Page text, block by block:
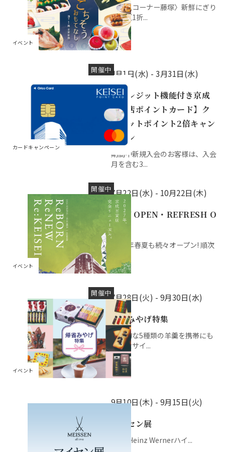
イベント
〈鮮魚コーナー藤塚〉新鮮にぎり
寿司（1折...
開催中
カードキャンペーン
4月1日(水) -3月31日(水)
【クレジット機能付き京成
百貨店ポイントカード】ク
レジットポイント2倍キャン
ペーン
期間中新規入会のお客様は、入会
月を含む3...
開催中
イベント
7月22日(水) - 10月22日(木)
NEW OPEN・REFRESH O
PEN
2026年春夏も続々オープン! 順次
開催中
イベント
7月28日(火) - 9月30日(水)
帰省みやげ特集
代表的な5種類の羊羹を携帯にも
便利なサイ...
9月10日(木) - 9月15日(火)
マイセン展
Prof. Heinz Wernerハイ...